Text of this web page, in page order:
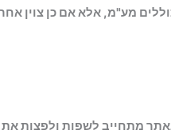
מע"מ, אלא אם כן צוין
מתחייב לשפות ולפצות את